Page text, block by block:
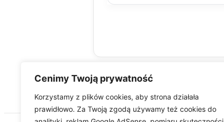
Cenimy Twoją prywatność
Korzystamy z plików cookies, aby strona działała
prawidłowo. Za Twoją zgodą używamy też cookies do